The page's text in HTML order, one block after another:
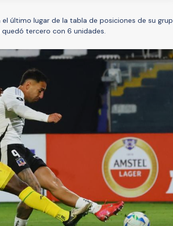
último lugar de la tabla de posiciones de su
tercero con 6 unidades.